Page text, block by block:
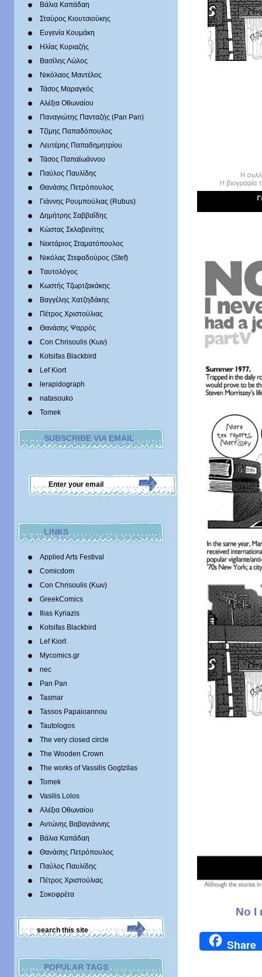
Βάλια Καπάδαη
Σταύρος Κιουτσιούκης
Ευγενία Κουμάκη
Ηλίας Κυριαζής
Βασίλης Λώλος
Νικόλαος Μαντέλος
Τάσος Μαραγκός
Αλέξια Οθωναίου
Παναγιώτης Πανταζής (Pan Pan)
Τζίμης Παπαδόπουλος
Λευτέρης Παπαδημητρίου
Τάσος Παπαϊωάννου
Παύλος Παυλίδης
Θανάσης Πετρόπουλος
Γιάννης Ρουμπούλιας (Rubus)
Δημήτρης Σαββαΐδης
Κώστας Σκλαβενίτης
Νεκτάριος Σταματόπουλος
Νικόλας Στεφαδούρος (Stef)
Tαυτολόγος
Κωστής Τζωρτζακάκης
Βαγγέλης Χατζηδάκης
Πέτρος Χριστούλιας
Θανάσης Ψαρρός
Con Chrisoulis (Κων)
Kotsifas Blackbird
Lef Kiort
lerapidograph
natasouko
Tomek
SUBSCRIBE VIA EMAIL
LINKS
Applied Arts Festival
Comicdom
Con Chrisoulis (Κων)
GreekComics
Ilias Kyriazis
Kotsifas Blackbird
Lef Kiort
Mycomics.gr
nec
Pan Pan
Tasmar
Tassos Papaioannou
Tautologos
The very closed circle
The Wooden Crown
The works of Vassilis Gogtzilas
Tomek
Vasilis Lolos
Αλέξια Οθωναίου
Αντώνης Βαβαγιάννης
Βάλια Καπάδαη
Θανάσης Πετρόπουλος
Παύλος Παυλίδης
Πέτρος Χριστούλιας
Σοκοφρέτα
POPULAR TAGS
No I
Share